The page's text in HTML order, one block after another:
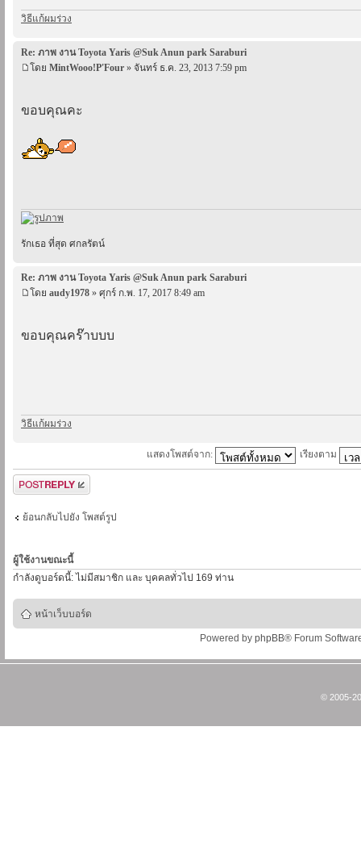
วิธีแก้ผมร่วง
Re: ภาพ งาน Toyota Yaris @Suk Anun park Saraburi
โดย MintWooo!P'Four » จันทร์ ธ.ค. 23, 2013 7:59 pm
ขอบคุณคะ
รักเธอ ที่สุด ศกลรัตน์
Re: ภาพ งาน Toyota Yaris @Suk Anun park Saraburi
โดย audy1978 » ศุกร์ ก.พ. 17, 2017 8:49 am
ขอบคุณคร๊าบบบ
วิธีแก้ผมร่วง
แสดงโพสต์จาก: เรียงตาม
ตอบกระทู้
ย้อนกลับไปยัง โพสต์รูป
ผู้ใช้งานขณะนี้
กำลังดูบอร์ดนี้: ไม่มีสมาชิก และ บุคคลทั่วไป 169 ท่าน
หน้าเว็บบอร์ด
Powered by phpBB® Forum
© 2005-